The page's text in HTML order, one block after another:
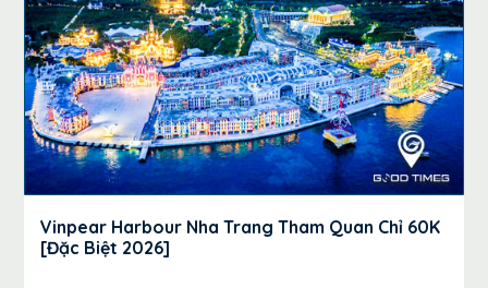
Vinpear Harbour Nha Trang Tham Quan Chỉ 60K
[Đặc Biệt 2026]